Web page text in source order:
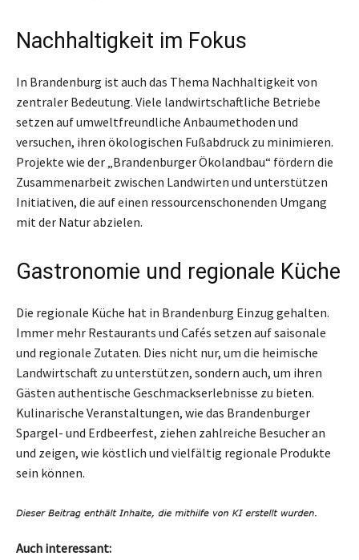
Nachhaltigkeit im Fokus
In Brandenburg ist auch das Thema Nachhaltigkeit von
zentraler Bedeutung. Viele landwirtschaftliche Betriebe
setzen auf umweltfreundliche Anbaumethoden und
versuchen, ihren ökologischen Fußabdruck zu minimieren.
Projekte wie der „Brandenburger Ökolandbau“ fördern die
Zusammenarbeit zwischen Landwirten und unterstützen
Initiativen, die auf einen ressourcenschonenden Umgang
mit der Natur abzielen.
Gastronomie und regionale Küche
Die regionale Küche hat in Brandenburg Einzug gehalten.
Immer mehr Restaurants und Cafés setzen auf saisonale
und regionale Zutaten. Dies nicht nur, um die heimische
Landwirtschaft zu unterstützen, sondern auch, um ihren
Gästen authentische Geschmackserlebnisse zu bieten.
Kulinarische Veranstaltungen, wie das Brandenburger
Spargel- und Erdbeerfest, ziehen zahlreiche Besucher an
und zeigen, wie köstlich und vielfältig regionale Produkte
sein können.
Auch interessant: